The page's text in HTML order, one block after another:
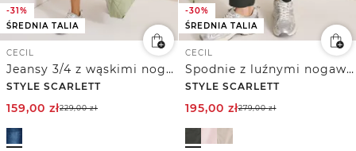
-31%
ŚREDNIA TALIA
CECIL
Jeansy 3/4 z wąskimi nogawkami w stylu Casual Fit
STYLE SCARLETT
159,00 zł229,00zł
-30%
ŚREDNIA TALIA
CECIL
Spodnie z luźnymi nogawkami Mid Waist w stylu Casual Fit
STYLE SCARLETT
195,00 zł279,00zł